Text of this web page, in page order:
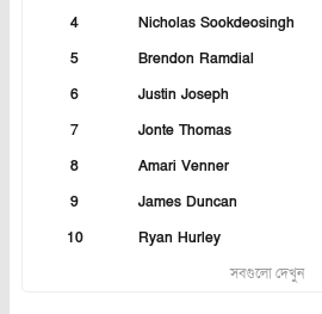
4
Nicholas Sookdeosingh
5
Brendon Ramdial
6
Justin Joseph
7
Jonte Thomas
8
Amari Venner
9
James Duncan
10
Ryan Hurley
সবগুলো দেখুন